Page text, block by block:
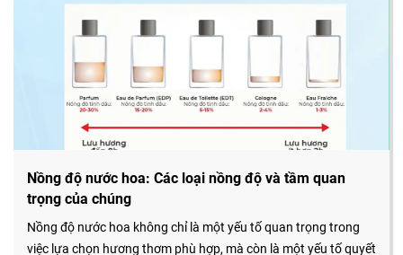
Nồng độ nước hoa: Các loại nồng độ và tầm quan
trọng của chúng
Nồng độ nước hoa không chỉ là một yếu tố quan trọng trong
việc lựa chọn hương thơm phù hợp, mà còn là một yếu tố quyết